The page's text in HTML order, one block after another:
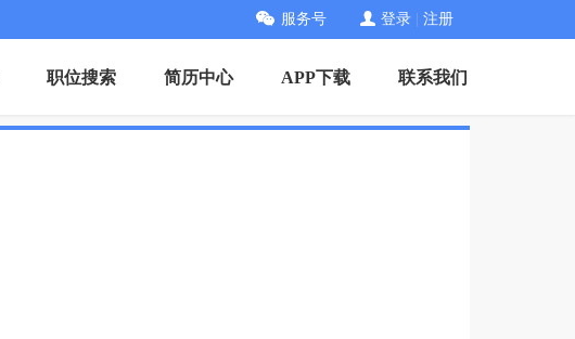
服务号 登录 注册
职位搜索 简历中心 APP下载 联系我们